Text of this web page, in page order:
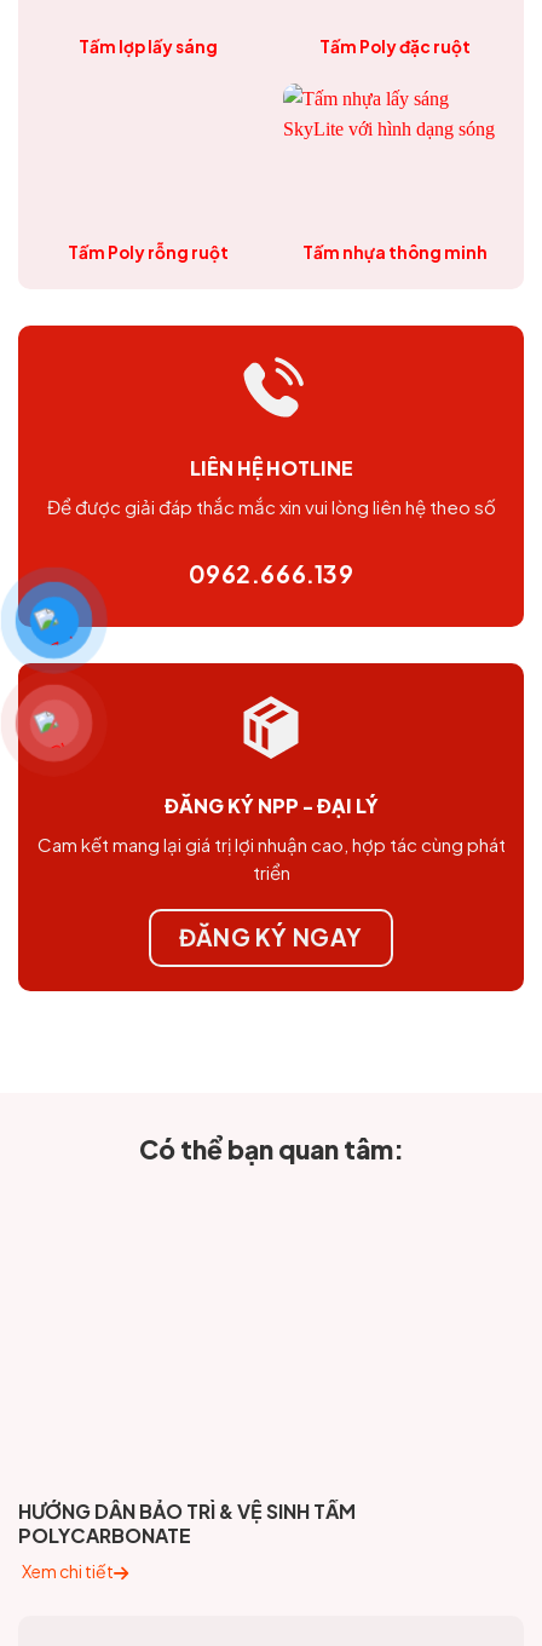
Tấm lợp lấy sáng Tấm Poly đặc ruột
Tấm Poly rỗng ruột Tấm nhựa thông minh
LIÊN HỆ HOTLINE
Để được giải đáp thắc mắc xin vui lòng liên hệ theo số
0962.666.139
ĐĂNG KÝ NPP - ĐẠI LÝ
Cam kết mang lại giá trị lợi nhuận cao, hợp tác cùng phát
triển
ĐĂNG KÝ NGAY
Có thể bạn quan tâm:
HƯỚNG DẪN BẢO TRÌ & VỆ SINH TẤM
POLYCARBONATE
Xem chi tiết